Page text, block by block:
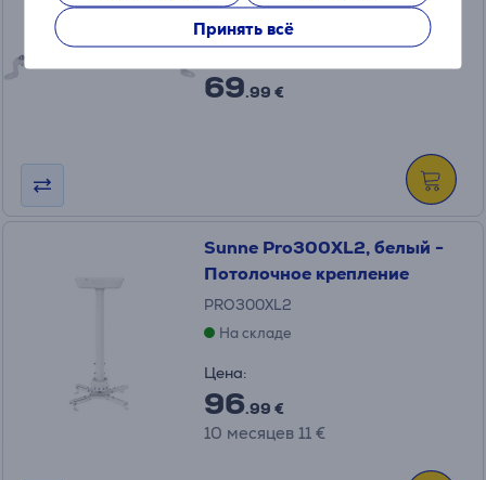
Принять всё
69.99 €
Sunne Pro300XL2, белый -
Потолочное крепление
PRO300XL2
На складе
Цена:
96.99 €
10 месяцев 11 €